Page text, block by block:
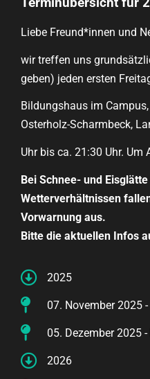
Liebe Freund*innen und
wir treffen uns
geben) jeden ersten
Bildungshaus im
Osterholz-Scharmbeck,
Uhr bis ca. 21:30 Uhr. Um
Bei Schnee- und
Wetterverhältnissen
Vorwarnung aus.
Bitte die aktuellen Infos
2025
07. November 2025
05. Dezember 2025
2026